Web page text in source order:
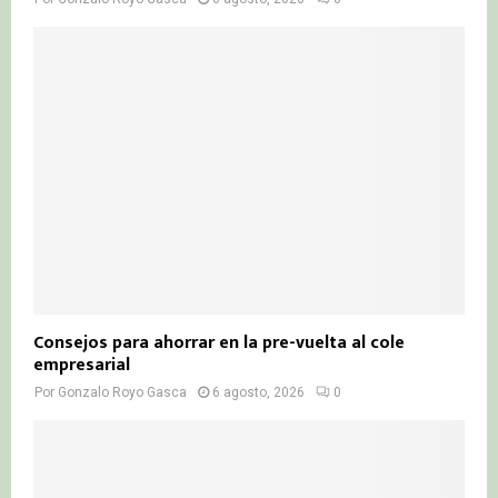
Consejos para ahorrar en la pre-vuelta al cole
empresarial
Por Gonzalo Royo Gasca 6 agosto, 2026 0